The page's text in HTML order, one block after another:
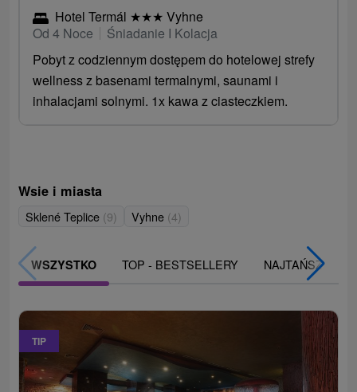
Hotel Termál ★★★ Vyhne
Od 4 Noce
Śniadanie I Kolacja
Pobyt z codziennym dostępem do hotelowej strefy
wellness z basenami termalnymi, saunami i
inhalacjami solnymi. 1x kawa z ciasteczkiem.
Wsie i miasta
Sklené Teplice (9) Vyhne (4)
WSZYSTKO TOP - BESTSELLERY NAJTAŃSZE
TIP